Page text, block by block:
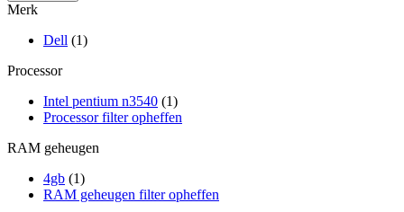
Merk
Dell (1)
Processor
Intel pentium n3540 (1)
Processor filter opheffen
RAM geheugen
4gb (1)
RAM geheugen filter opheffen